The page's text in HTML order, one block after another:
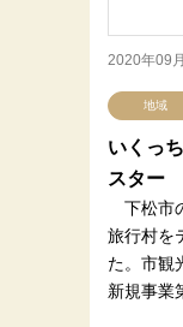
2020年09
地域
いくっ
スター
下松市
旅行村を
た。市観
新規事業